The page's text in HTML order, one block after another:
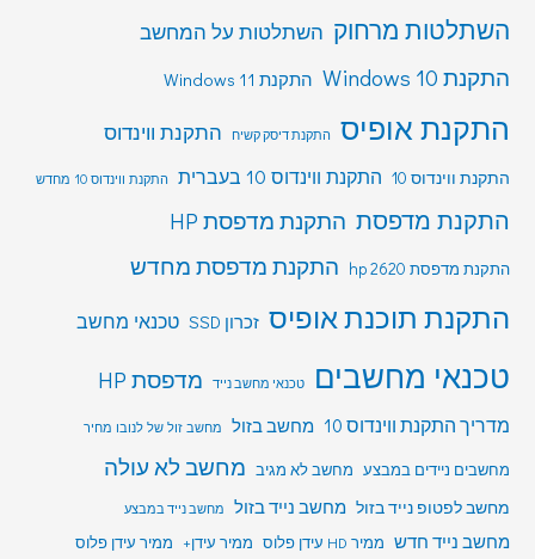
השתלטות מרחוק השתלטות על המחשב
התקנת Windows 10 התקנת Windows 11
התקנת אופיס התקנת דיסק קשיח התקנת ווינדוס
התקנת ווינדוס 10 התקנת ווינדוס 10 בעברית התקנת ווינדוס 10 מחדש
התקנת מדפסת התקנת מדפסת HP
התקנת מדפסת hp 2620 התקנת מדפסת מחדש
התקנת תוכנת אופיס זכרון SSD טכנאי מחשב
טכנאי מחשבים טכנאי מחשב נייד מדפסת HP
מדריך התקנת ווינדוס 10 מחשב בזול מחשב זול של לנובו מחיר
מחשבים ניידים במבצע מחשב לא מגיב מחשב לא עולה
מחשב לפטופ נייד בזול מחשב נייד בזול מחשב נייד במבצע
מחשב נייד חדש ממיר HD עידן פלוס ממיר עידן+ ממיר עידן פלוס